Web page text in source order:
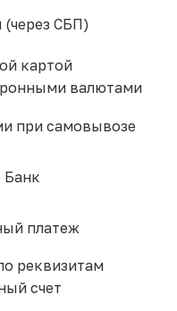
СБП)
картой
валютами
при самовывозе
Банк
платеж
реквизитам
счет